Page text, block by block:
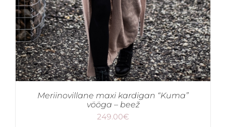
Meriinovillane maxi kardigan “Kuma”
vööga – beež
249.00€